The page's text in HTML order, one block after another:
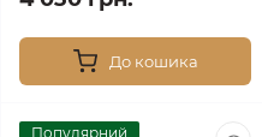
До кошика
Популярний